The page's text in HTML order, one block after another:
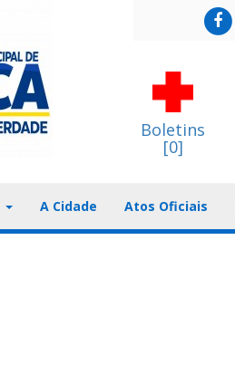
Boletins
[0]
A Cidade Atos Oficiais